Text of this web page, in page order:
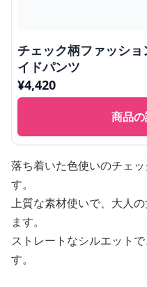
チェック柄ファッシ
イドパンツ
¥4,420
商品
落ち着いた色使いのチェ
す。
上質な素材使いで、大人
ます。
ストレートなシルエット
す。